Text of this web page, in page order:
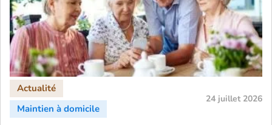
24 juillet 2026